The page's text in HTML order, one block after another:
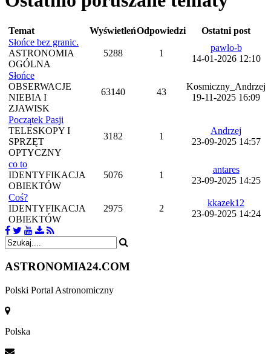
Temat WyświetleńOdpowiedzi
Ostatni post
Słońce bez granic.
ASTRONOMIA
OGÓLNA
5288 1
pawlo-b
14-01-2026 12:10
Słońce
OBSERWACJE
NIEBIA I
ZJAWISK
63140 43
Kosmiczny_Andrzej
19-11-2025 16:09
Początek Pasji
TELESKOPY I
SPRZĘT
OPTYCZNY
3182 1
Andrzej
23-09-2025 14:57
co to
IDENTYFIKACJA
OBIEKTÓW
5076 1
antares
23-09-2025 14:25
Coś?
IDENTYFIKACJA
OBIEKTÓW
2975 2
kkazek12
23-09-2025 14:24
ASTRONOMIA24.COM
Polski Portal Astronomiczny
Polska